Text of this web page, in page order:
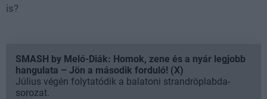
is?
SMASH by Meló-Diák: Homok, zene és a nyár legjobb
hangulata – Jön a második forduló! (X)
Július végén folytatódik a balatoni strandröplabda-
sorozat.